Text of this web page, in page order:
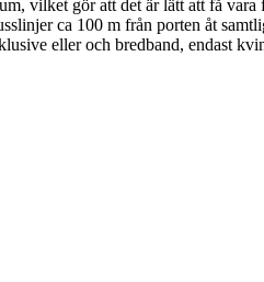
vilket gör att det är lätt att få
ca 100 m från porten åt
eller och bredband, endast